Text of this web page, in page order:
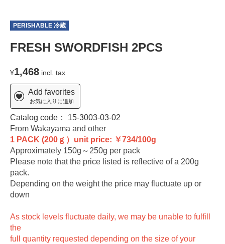
PERISHABLE 冷蔵
FRESH SWORDFISH 2PCS
¥1,468 incl. tax
Add favorites
お気に入りに追加
Catalog code： 15-3003-03-02
From Wakayama and other
1 PACK (200ｇ）unit price: ￥734/100g
Approximately 150g～250g per pack
Please note that the price listed is reflective of a 200g
pack.
Depending on the weight the price may fluctuate up or
down
As stock levels fluctuate daily, we may be unable to fulfill
the
full quantity requested depending on the size of your